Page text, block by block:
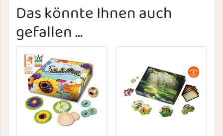
Das könnte Ihnen auch
gefallen …